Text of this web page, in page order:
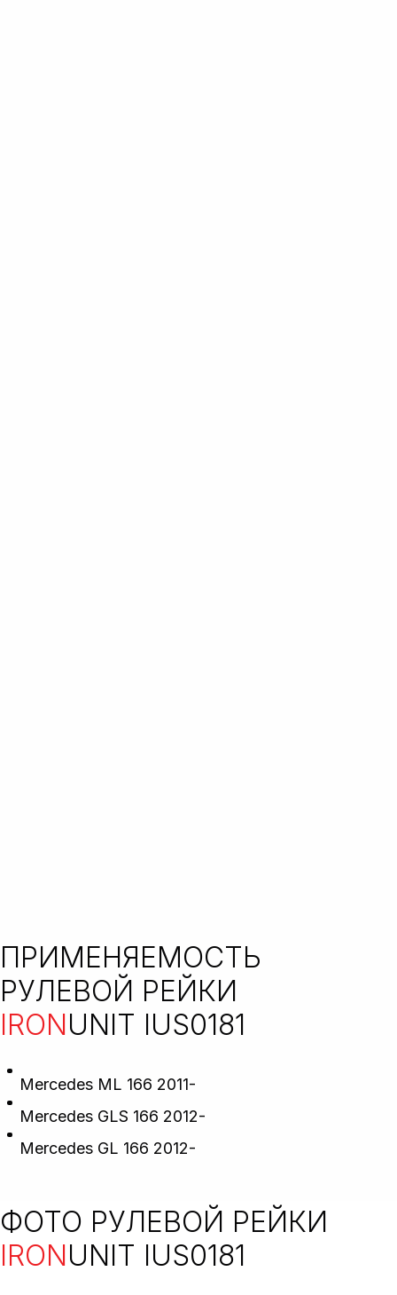
ПРИМЕНЯЕМОСТЬ
РУЛЕВОЙ РЕЙКИ
IRONUNIT IUS0181
Mercedes ML 166 2011-
Mercedes GLS 166 2012-
Mercedes GL 166 2012-
ФОТО РУЛЕВОЙ РЕЙКИ
IRONUNIT IUS0181